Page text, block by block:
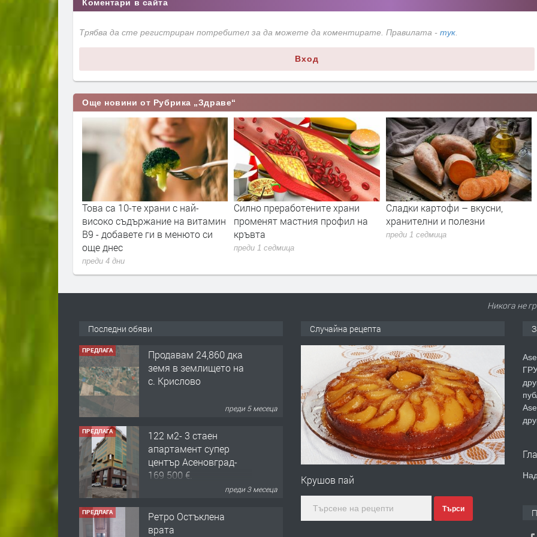
Коментари в сайта
Трябва да сте регистриран потребител за да можете да коментирате. Правилата - тук.
Вход
Още новини от Рубрика „Здраве“
Това са 10-те храни с най-
високо съдържание на витамин
B9 - добавете ги в менюто си
Силно преработените храни
променят мастния профил на
кръвта
Сладки картофи – вкусни,
хранителни и полезни
„Активни
алармира за
Никога не
Последни обяви
ПРЕДЛАГА
Продавам 24,860 дка
земя в землището на
с. Крислово
преди 5 месеца
ПРЕДЛАГА
122 м2- 3 стаен
апартамент супер
център Асеновград-
169 500 €.
преди 3 месеца
ПРЕДЛАГА
Ретро Остъклена
врата
Случайна рецепта
Крушов пай
Търси